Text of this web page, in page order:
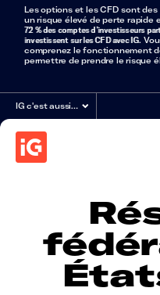
Les options et les CFD sont
un risque élevé de perte rapide
72 % des comptes d’investisseurs
investissent sur les CFD avec IG.
comprenez le fonctionnement
permettre de prendre le risque
IG c'est aussi…